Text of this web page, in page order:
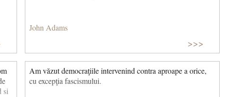
John Adams
>>>
si
Am văzut democraţiile intervenind contra aproape a orice,
cu excepţia fascismului.